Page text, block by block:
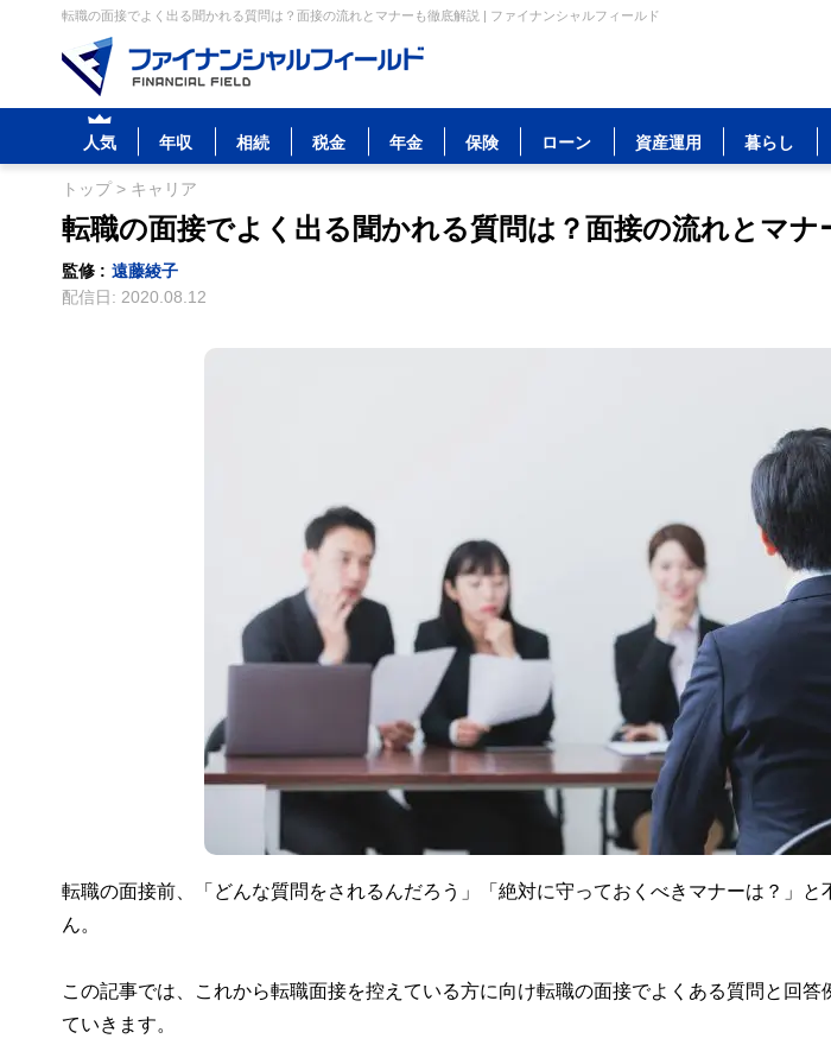
転職の面接でよく出る聞かれる質問は？面接の流れとマナーも徹底解説 | ファイナンシャルフィールド
人気 年収 相続 税金 年金 保険 ローン 資産運用 暮らし
トップ> キャリア
転職の面接でよく出る聞かれる質問は？面接の流れとマナ
監修 : 遠藤綾子
配信日: 2020.08.12
転職の面接前、「どんな質問をされるんだろう」「絶対に守っておくべきマナーは？」と
ん。
この記事では、これから転職面接を控えている方に向け転職の面接でよくある質問と回答
ていきます。